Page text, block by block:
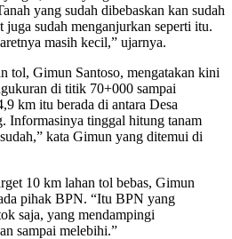
yang sudah dibebaskan kan sudah
juga sudah menganjurkan seperti itu.
masih kecil,” ujarnya.
tol, Gimun Santoso, mengatakan kini
di titik 70+000 sampai
km itu berada di antara Desa
Informasinya tinggal hitung tanam
kata Gimun yang ditemui di
10 km lahan tol bebas, Gimun
pihak BPN. “Itu BPN yang
saja, yang mendampingi
sampai melebihi.”